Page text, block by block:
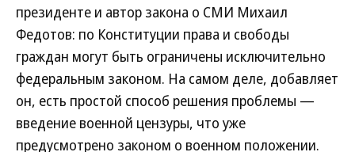
президенте и автор закона о СМИ Михаил
Федотов: по Конституции права и свободы
граждан могут быть ограничены исключительно
федеральным законом. На самом деле, добавляет
он, есть простой способ решения проблемы —
введение военной цензуры, что уже
предусмотрено законом о военном положении.